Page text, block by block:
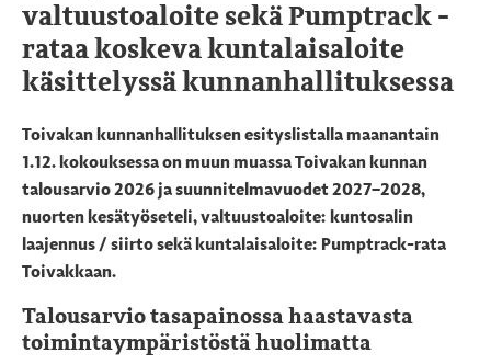
valtuustoaloite sekä Pumptrack -
rataa koskeva kuntalaisaloite
käsittelyssä kunnanhallituksessa
Toivakan kunnanhallituksen esityslistalla maanantain
1.12. kokouksessa on muun muassa Toivakan kunnan
talousarvio 2026 ja suunnitelmavuodet 2027–2028,
nuorten kesätyöseteli, valtuustoaloite: kuntosalin
laajennus / siirto sekä kuntalaisaloite: Pumptrack-rata
Toivakkaan.
Talousarvio tasapainossa haastavasta
toimintaympäristöstä huolimatta